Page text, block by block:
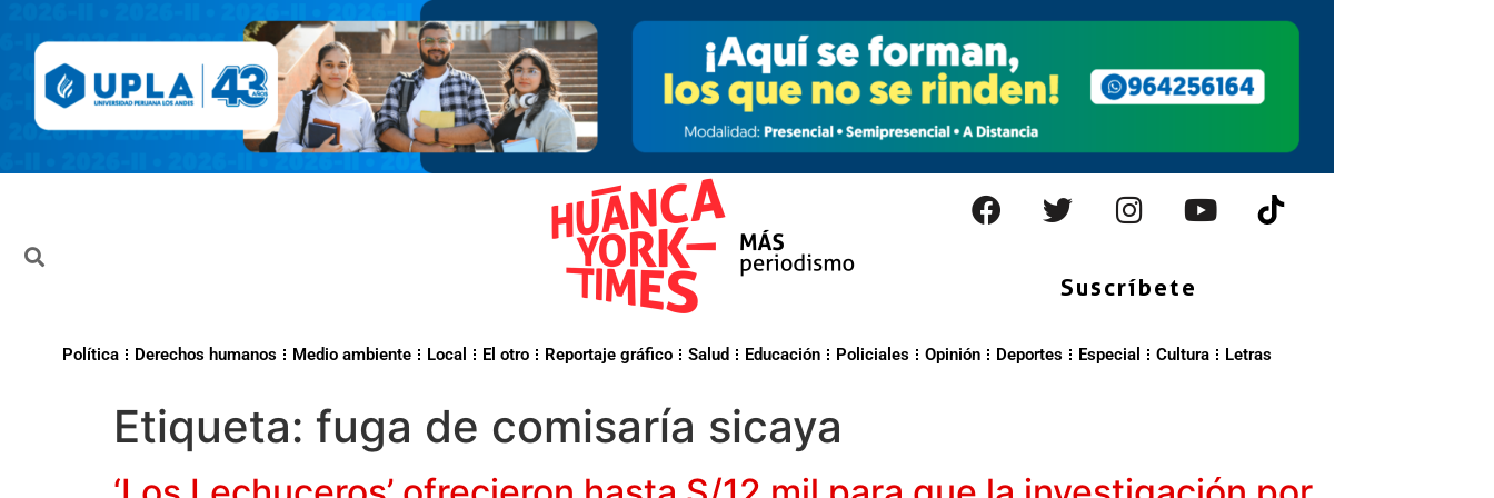
Suscríbete
Política Derechos humanos Medio ambiente Local El otro Reportaje gráfico Salud Educación Policiales Opinión Deportes Especial Cultura Letras
Etiqueta: fuga de comisaría sicaya